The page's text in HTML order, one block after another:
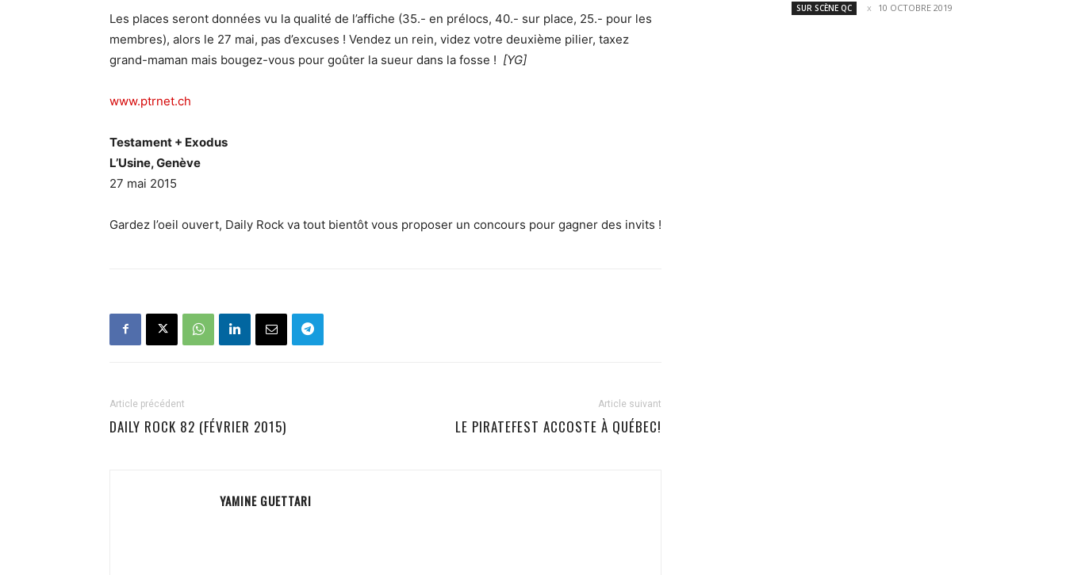
Les places seront données vu la qualité de l’affiche (35.- en prélocs, 40.- sur place, 25.- pour les
membres), alors le 27 mai, pas d’excuses ! Vendez un rein, videz votre deuxième pilier, taxez
grand-maman mais bougez-vous pour goûter la sueur dans la fosse ! [YG]
www.ptrnet.ch
Testament + Exodus
L’Usine, Genève
27 mai 2015
Gardez l’oeil ouvert, Daily Rock va tout bientôt vous proposer un concours pour gagner des invits !
Article précédent
DAILY ROCK 82 (FÉVRIER 2015)
Article suivant
LE PIRATEFEST ACCOSTE À QUÉBEC!
YAMINE GUETTARI
SUR SCÈNE QC 10 OCTOBRE 2019